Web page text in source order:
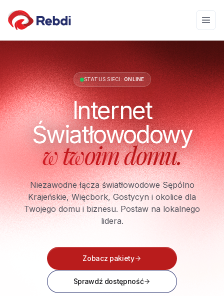
STATUS SIECI: ONLINE
Internet
Światłowodowy
w twoim domu.
Niezawodne łącza światłowodowe Sępólno
Krajeńskie, Więcbork, Gostycyn i okolice dla
Twojego domu i biznesu. Postaw na lokalnego
lidera.
Zobacz pakiety
Sprawdź dostępność